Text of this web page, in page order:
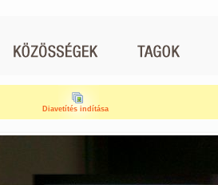
Diavetítés indítása